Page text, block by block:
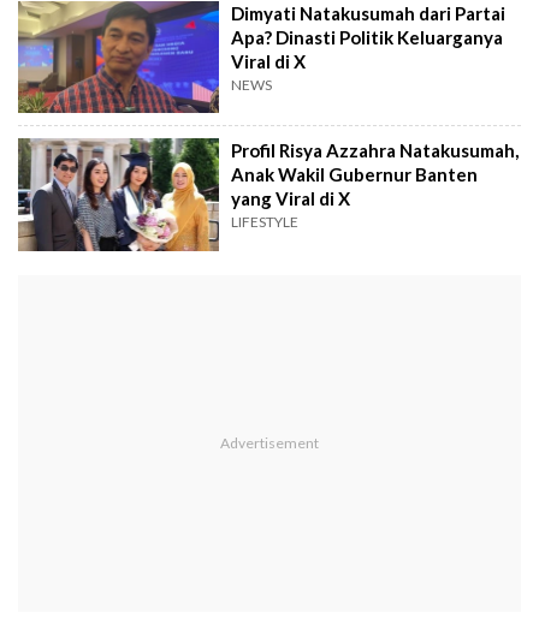
Dimyati Natakusumah dari Partai
Apa? Dinasti Politik Keluarganya
Viral di X
NEWS
Profil Risya Azzahra Natakusumah,
Anak Wakil Gubernur Banten
yang Viral di X
LIFESTYLE